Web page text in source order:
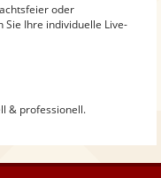
oder
Sie Ihre individuelle Live-
& professionell.